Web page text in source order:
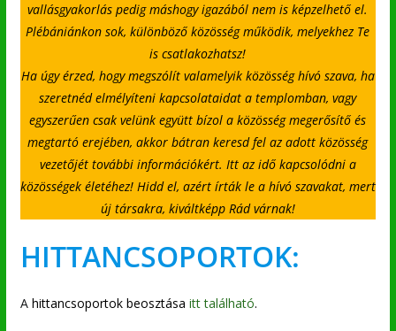
vallásgyakorlás pedig máshogy igazából nem is képzelhető el.
Plébániánkon sok, különböző közösség működik, melyekhez Te
is csatlakozhatsz!
Ha úgy érzed, hogy megszólít valamelyik közösség hívó szava, ha
szeretnéd elmélyíteni kapcsolataidat a templomban, vagy
egyszerűen csak velünk együtt bízol a közösség megerősítő és
megtartó erejében, akkor bátran keresd fel az adott közösség
vezetőjét további információkért. Itt az idő kapcsolódni a
közösségek életéhez! Hidd el, azért írták le a hívó szavakat, mert
új társakra, kiváltképp Rád várnak!
HITTANCSOPORTOK:
A hittancsoportok beosztása itt található.